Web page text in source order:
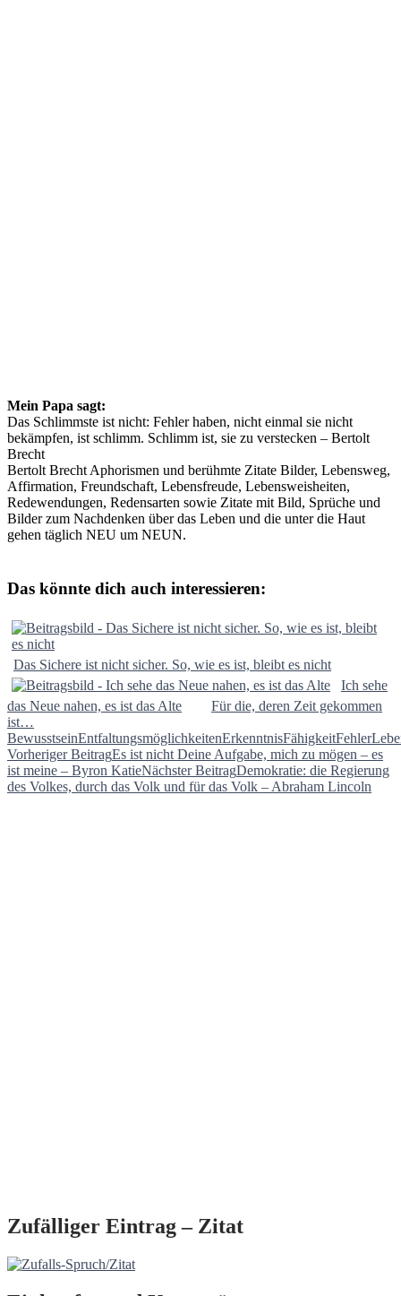
Mein Papa sagt:
Das Schlimmste ist nicht: Fehler haben, nicht einmal sie nicht
bekämpfen, ist schlimm. Schlimm ist, sie zu verstecken – Bertolt
Brecht
Bertolt Brecht Aphorismen und berühmte Zitate Bilder, Lebensweg,
Affirmation, Freundschaft, Lebensfreude, Lebensweisheiten,
Redewendungen, Redensarten sowie Zitate mit Bild, Sprüche und
Bilder zum Nachdenken über das Leben und die unter die Haut
gehen täglich NEU um NEUN.
Das könnte dich auch interessieren:
Das Sichere ist nicht sicher. So, wie es ist, bleibt es nicht
Ich sehe
das Neue nahen, es ist das Alte
Für die, deren Zeit gekommen
ist…
BewusstseinEntfaltungsmöglichkeitenErkenntnisFähigkeitFehler
Beitragsnavigation
Vorheriger BeitragEs ist nicht Deine Aufgabe, mich zu mögen – es
ist meine – Byron KatieNächster BeitragDemokratie: die Regierung
des Volkes, durch das Volk und für das Volk – Abraham Lincoln
Zufälliger Eintrag – Zitat